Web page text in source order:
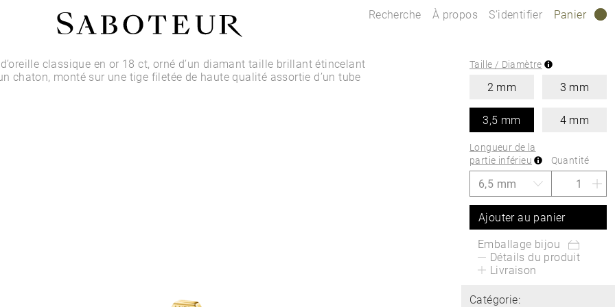
Recherche À propos S’identifier Panier
Acheter par Typeclassique en or 18 ct, orné d’un diamant taille brillant étincelant
chaton, monté sur une tige filetée de haute qualité assortie d’un tube
Taille / Diamètre
2 mm 3 mm
3,5 mm 4 mm
Longueur de la
partie inférieu
Quantité
Ajouter au panier
Emballage bijou
Détails du produit
Catégorie:
Livraison